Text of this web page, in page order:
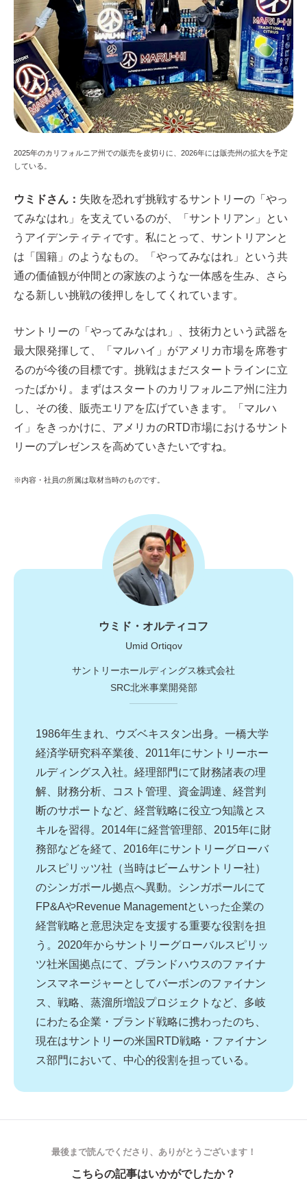
2025年のカリフォルニア州での販売を皮切りに、2026年には販売州の拡大を予定
している。
ウミドさん： 失敗を恐れず挑戦するサントリーの「やっ
てみなはれ」を支えているのが、「サントリアン」とい
うアイデンティティです。私にとって、サントリアンと
は「国籍」のようなもの。「やってみなはれ」という共
通の価値観が仲間との家族のような一体感を生み、さら
なる新しい挑戦の後押しをしてくれています。
サントリーの「やってみなはれ」、技術力という武器を
最大限発揮して、「マルハイ」がアメリカ市場を席巻す
るのが今後の目標です。挑戦はまだスタートラインに立
ったばかり。まずはスタートのカリフォルニア州に注力
し、その後、販売エリアを広げていきます。「マルハ
イ」をきっかけに、アメリカのRTD市場におけるサント
リーのプレゼンスを高めていきたいですね。
※内容・社員の所属は取材当時のものです。
ウミド・オルティコフ
Umid Ortiqov
サントリーホールディングス株式会社
SRC北米事業開発部
1986年生まれ、ウズベキスタン出身。一橋大学
経済学研究科卒業後、 2011年にサントリーホー
ルディングス 入社。 経理部門にて財務諸表の理
解、財務分析、
コスト管理、資金調達、経営判
断のサポートなど、 経営戦略に役立つ知識とス
キルを習得。 2014年に経営管理部、 2015年に財
務部などを経て、 2016年にサントリーグローバ
ルスピリッツ社（当時はビームサントリー社）
のシンガポール拠点へ異動。
シンガポールにて
FP&AやRevenue Managementといった企業の
経営戦略と意思決定を支援する重要な役割を担
う。 2020年からサントリーグローバルスピリッ
ツ社米国拠点にて、 ブランドハウスのファイナ
ンスマネージャーとしてバーボンのファイナン
ス、 戦略、蒸溜所増設プロジェクトなど、多岐
にわたる企業・ ブランド戦略に携わったのち、
現在はサントリーの米国 RTD戦略・ ファイナン
ス部門において、中心的役割を担っている。
最後まで読んでくださり、ありがとうございます！
こちらの記事はいかがでしたか？